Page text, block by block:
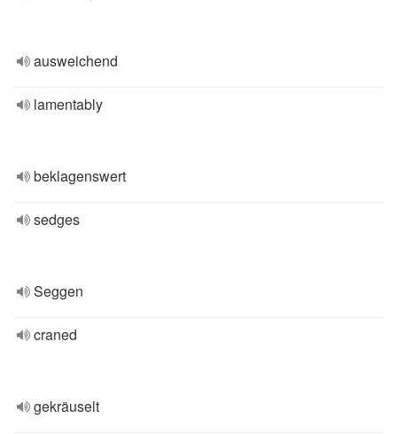
ausweichend
lamentably
beklagenswert
sedges
Seggen
craned
gekräuselt